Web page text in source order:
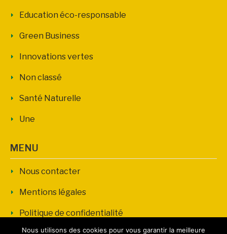
Education éco-responsable
Green Business
Innovations vertes
Non classé
Santé Naturelle
Une
MENU
Nous contacter
Mentions légales
Politique de confidentialité
Nous utilisons des cookies pour vous garantir la meilleure